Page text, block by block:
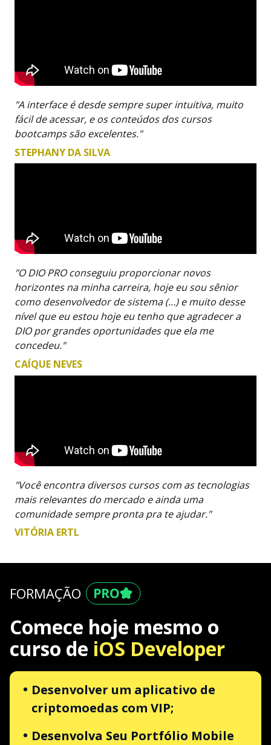
"A interface é desde sempre super intuitiva, muito
fácil de acessar, e os conteúdos dos cursos
bootcamps são excelentes."
STEPHANY DA SILVA
"O DIO PRO conseguiu proporcionar novos
horizontes na minha carreira, hoje eu sou sênior
como desenvolvedor de sistema (…) e muito desse
nível que eu estou hoje eu tenho que agradecer a
DIO por grandes oportunidades que ela me
concedeu."
CAÍQUE NEVES
"Você encontra diversos cursos com as tecnologias
mais relevantes do mercado e ainda uma
comunidade sempre pronta pra te ajudar."
VITÓRIA ERTL
FORMAÇÃO
Comece hoje mesmo o
curso de iOS Developer
Desenvolver um aplicativo de
criptomoedas com VIP;
Desenvolva Seu Portfólio Mobile